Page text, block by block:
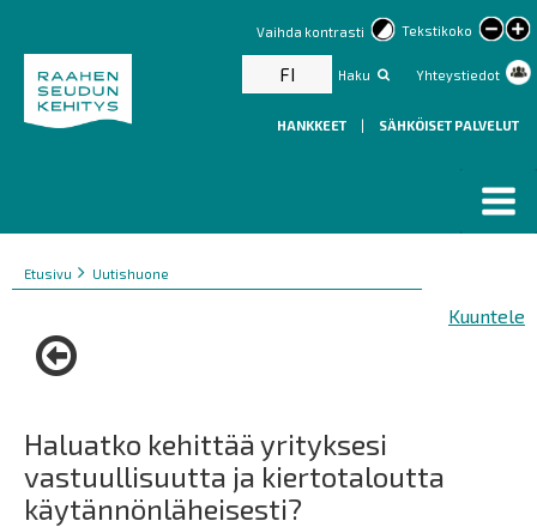
Tekstikoko
text
Vaihda kontrasti
Haku Yhteystiedot
FI
HANKKEET | SÄHKÖISET PALVELUT
Murupolku
You
Etusivu Uutishuone
Kuuntele
Haluatko kehittää yrityksesi
vastuullisuutta ja kiertotaloutta
käytännönläheisesti?